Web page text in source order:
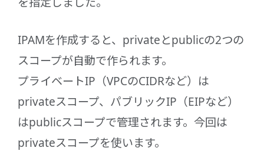
IPAMを作成すると、privateとpublicの2つの
スコープが自動で作られます。
プライベートIP（VPCのCIDRなど）は
privateスコープ、パブリックIP（EIPなど）
はpublicスコープで管理されます。今回は
privateスコープを使います。